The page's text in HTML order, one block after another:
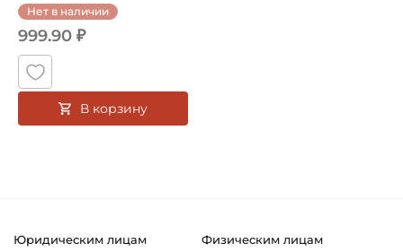
Нет в наличии
999.90 ₽
В корзину
Юридическим лицам
Физическим лицам